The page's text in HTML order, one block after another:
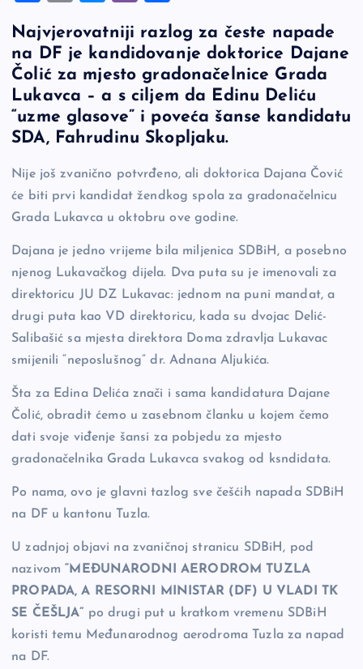
c
e
b
o
o
k
p
y
Li
n
k
se
n
g
er
er ar
e
Najvjerovatniji razlog za česte napade
na DF je kandidovanje doktorice Dajane
Čolić za mjesto gradonačelnice Grada
Lukavca – a s ciljem da Edinu Deliću
“uzme glasove” i poveća šanse kandidatu
SDA, Fahrudinu Skopljaku.
Nije još zvanično potvrđeno, ali doktorica Dajana Čović
će biti prvi kandidat žendkog spola za gradonačelnicu
Grada Lukavca u oktobru ove godine.
Dajana je jedno vrijeme bila miljenica SDBiH, a posebno
njenog Lukavačkog dijela. Dva puta su je imenovali za
direktoricu JU DZ Lukavac: jednom na puni mandat, a
drugi puta kao VD direktoricu, kada su dvojac Delić-
Salibašić sa mjesta direktora Doma zdravlja Lukavac
smijenili “neposlušnog” dr. Adnana Aljukića.
Šta za Edina Delića znači i sama kandidatura Dajane
Čolić, obradit ćemo u zasebnom članku u kojem čemo
dati svoje viđenje šansi za pobjedu za mjesto
gradonačelnika Grada Lukavca svakog od ksndidata.
Po nama, ovo je glavni tazlog sve češćih napada SDBiH
na DF u kantonu Tuzla.
U zadnjoj objavi na zvaničnoj stranicu SDBiH, pod
nazivom“MEĐUNARODNI AERODROM TUZLA
PROPADA, A RESORNI MINISTAR (DF) U VLADI TK
SE ČEŠLJA” po drugi put u kratkom vremenu SDBiH
koristi temu Međunarodnog aerodroma Tuzla za napad
na DF.